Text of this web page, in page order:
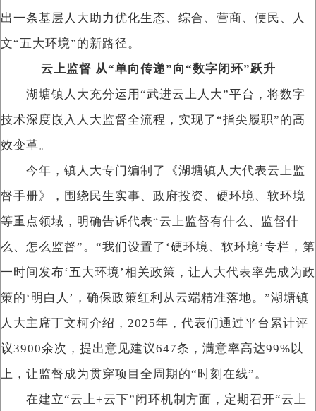
出一条基层人大助力优化生态、综合、营商、便民、人
文“五大环境”的新路径。
云上监督 从“单向传递”向“数字闭环”跃升
湖塘镇人大充分运用“武进云上人大”平台，将数字
技术深度嵌入人大监督全流程，实现了“指尖履职”的高
效变革。
今年，镇人大专门编制了《湖塘镇人大代表云上监
督手册》，围绕民生实事、政府投资、硬环境、软环境
等重点领域，明确告诉代表“云上监督有什么、监督什
么、怎么监督”。“我们设置了‘硬环境、软环境’专栏，第
一时间发布‘五大环境’相关政策，让人大代表率先成为政
策的‘明白人’，确保政策红利从云端精准落地。”湖塘镇
人大主席丁文柯介绍，2025年，代表们通过平台累计评
议3900余次，提出意见建议647条，满意率高达99%以
上，让监督成为贯穿项目全周期的“时刻在线”。
在建立“云上+云下”闭环机制方面，定期召开“云上